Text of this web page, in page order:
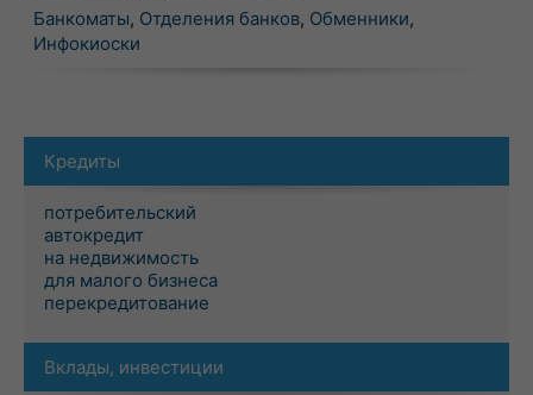
Банкоматы, Отделения банков, Обменники,
Инфокиоски
Кредиты
потребительский
автокредит
на недвижимость
для малого бизнеса
перекредитование
Вклады, инвестиции